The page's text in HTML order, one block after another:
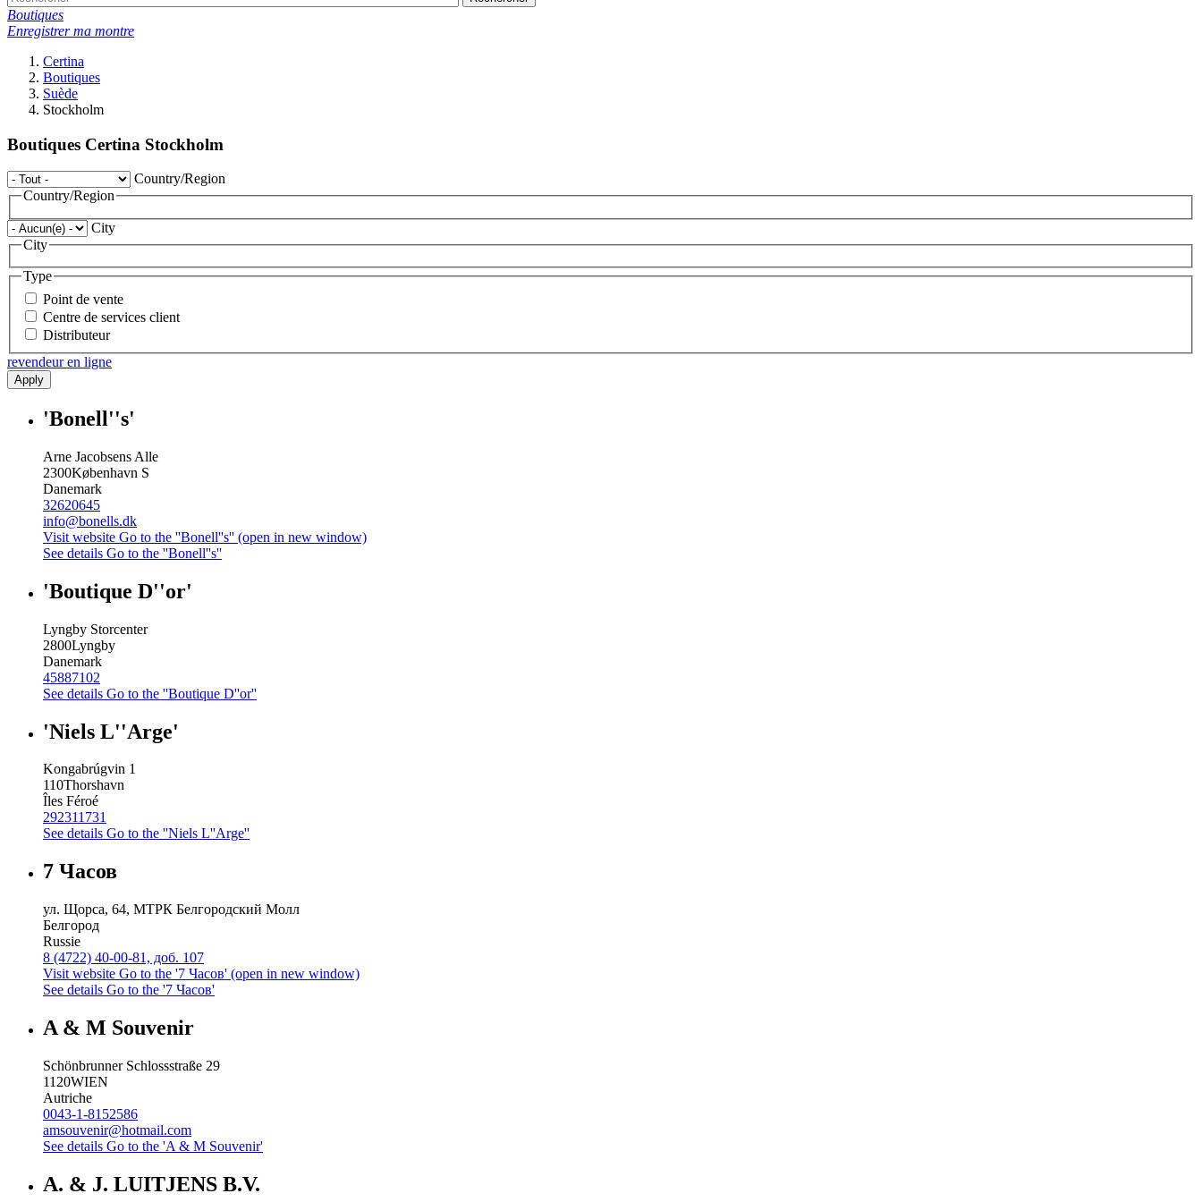
Boutiques
Enregistrer ma montre
Certina
Boutiques
Suède
Stockholm
Boutiques Certina Stockholm
Country/Region
Country/Region
City
City
Type
Point de vente
Centre de services client
Distributeur
revendeur en ligne
Apply
'Bonell''s'
Arne Jacobsens Alle
2300København S
Danemark
32620645
info@bonells.dk
Visit website Go to the ''Bonell''s'' (open in new window)
See details Go to the ''Bonell''s''
'Boutique D''or'
Lyngby Storcenter
2800Lyngby
Danemark
45887102
See details Go to the ''Boutique D''or''
'Niels L''Arge'
Kongabrúgvin 1
110Thorshavn
Îles Féroé
292311731
See details Go to the ''Niels L''Arge''
7 Часов
ул. Щорса, 64, МТРК Белгородский Молл
Белгород
Russie
8 (4722) 40-00-81, доб. 107
Visit website Go to the '7 Часов' (open in new window)
See details Go to the '7 Часов'
A & M Souvenir
Schönbrunner Schlossstraße 29
1120WIEN
Autriche
0043-1-8152586
amsouvenir@hotmail.com
See details Go to the 'A & M Souvenir'
A. & J. LUITJENS B.V.